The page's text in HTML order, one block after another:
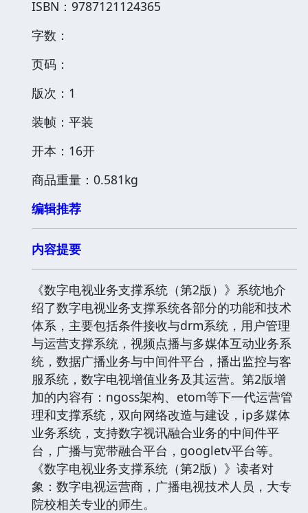
ISBN：9787121124365
字数：
页码：
版次：1
装帧：平装
开本：16开
商品重量：0.581kg
编辑推荐
内容提要
《数字电视业务支撑系统（第2版）》系统地介
绍了数字电视业务支撑系统各部分的功能和技术
体系，主要包括条件接收与drm系统，用户管理
与运营支撑系统，视频点播与多媒体互动业务系
统，数据广播业务与中间件平台，播出监控与客
服系统，数字电视增值业务及其运营。第2版增
加的内容有：ngoss架构、etom等下一代运营管
理和支撑系统，双向网络改造与建设，ip多媒体
业务系统，支持数字视讯融合业务的中间件平
台，广播与宽带融合平台，googletv平台等。
《数字电视业务支撑系统（第2版）》读者对
象：数字电视运营商，广播电视技术人员，大专
院校相关专业的师生。